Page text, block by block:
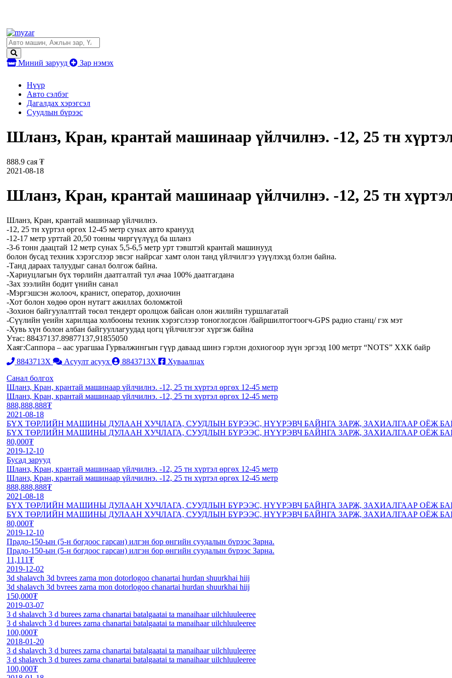
Миний зарууд Зар нэмэх
Нүүр
Авто сэлбэг
Дагалдах хэрэгсэл
Суудлын бүрээс
Шланз, Кран, крантай машинаар үйлчилнэ. -12, 25 тн
888.9 сая ₮
2021-08-18
Шланз, Кран, крантай машинаар үйлчилнэ. -12, 25 тн
Шланз, Кран, крантай машинаар үйлчилнэ.
-12, 25 тн хүртэл өргөх 12-45 метр сунах авто кранууд
-12-17 метр урттай 20,50 тонны чиргүүлүүд ба шланз
-3-6 тонн даацтай 12 метр сунах 5,5-6,5 метр урт тэвштэй крантай машинууд
болон бусад техник хэрэгслээр эвсэг найрсаг хамт олон танд үйлчилгээ үзүүлэхэд бэлэн байна.
-Танд дараах талуудыг санал болгож байна.
-Хариуцлагын бүх төрлийн даатгалтай тул ачаа 100% даатгагдана
-Зах зээлийн бодит үнийн санал
-Мэргэшсэн жолооч, кранист, оператор, дохиочин
-Хот болон хөдөө орон нутагт ажиллах боломжтой
-Зохион байгуулалттай төсөл тендерт оролцож байсан олон жилийн туршлагатай
-Сүүлийн үеийн харилцаа холбооны техник хэрэгслээр тоноглогдсон /байршилтогтоогч-GPS радио станц/ гэх мэт
-Хувь хүн болон албан байгууллагуудад цогц үйлчилгээг хүргэж байна
Утас: 88437137.89877137,91855050
Хаяг:Саппора – аас урагшаа Гурвалжингын гүүр даваад шинэ гэрлэн дохиогоор зүүн эргээд 100 метрт “NOTS” ХХК байр
8843713X
Асуулт асуух 8843713X
Хуваалцах
Санал болгох
Шланз, Кран, крантай машинаар үйлчилнэ. -12, 25 тн хүртэл өргөх 12-45 метр
Шланз, Кран, крантай машинаар үйлчилнэ. -12, 25 тн хүртэл өргөх 12-45 метр
888,888,888₮
2021-08-18
БҮХ ТӨРЛИЙН МАШИНЫ ДУЛААН ХУЧЛАГА, СУУДЛЫН БҮРЭЭС, НҮҮРЭВЧ БАЙНГА ЗАРЖ, ЗАХИАЛГААР ОЁЖ
БҮХ ТӨРЛИЙН МАШИНЫ ДУЛААН ХУЧЛАГА, СУУДЛЫН БҮРЭЭС, НҮҮРЭВЧ БАЙНГА ЗАРЖ, ЗАХИАЛГААР ОЁЖ
80,000₮
2019-12-10
Бусад зарууд
Шланз, Кран, крантай машинаар үйлчилнэ. -12, 25 тн хүртэл өргөх 12-45 метр
Шланз, Кран, крантай машинаар үйлчилнэ. -12, 25 тн хүртэл өргөх 12-45 метр
888,888,888₮
2021-08-18
БҮХ ТӨРЛИЙН МАШИНЫ ДУЛААН ХУЧЛАГА, СУУДЛЫН БҮРЭЭС, НҮҮРЭВЧ БАЙНГА ЗАРЖ, ЗАХИАЛГААР ОЁЖ
БҮХ ТӨРЛИЙН МАШИНЫ ДУЛААН ХУЧЛАГА, СУУДЛЫН БҮРЭЭС, НҮҮРЭВЧ БАЙНГА ЗАРЖ, ЗАХИАЛГААР ОЁЖ
80,000₮
2019-12-10
Прадо-150-ын (5-н богдоос гарсан) илгэн бор өнгийн суудалын бүрээс Зарна.
Прадо-150-ын (5-н богдоос гарсан) илгэн бор өнгийн суудалын бүрээс Зарна.
11,111₮
2019-12-02
3d shalavch 3d bvrees zarna mon dotorlogoo chanartai hurdan shuurkhai hiij
3d shalavch 3d bvrees zarna mon dotorlogoo chanartai hurdan shuurkhai hiij
150,000₮
2019-03-07
3 d shalavch 3 d burees zarna chanartai batalgaatai ta manaihaar uilchluuleeree
3 d shalavch 3 d burees zarna chanartai batalgaatai ta manaihaar uilchluuleeree
100,000₮
2018-01-20
3 d shalavch 3 d burees zarna chanartai batalgaatai ta manaihaar uilchluuleeree
3 d shalavch 3 d burees zarna chanartai batalgaatai ta manaihaar uilchluuleeree
100,000₮